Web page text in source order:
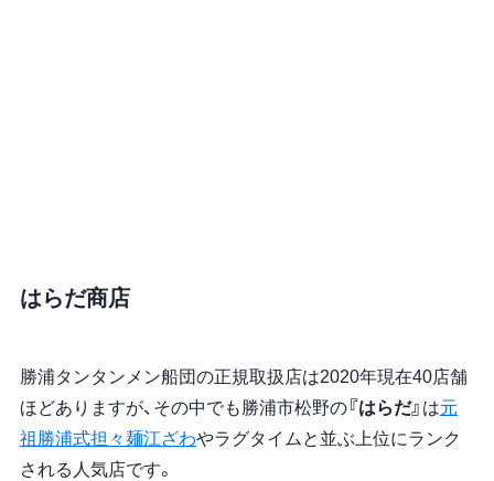
はらだ商店
勝浦タンタンメン船団の正規取扱店は2020年現在40店舗
ほどありますが、その中でも勝浦市松野の『はらだ』 は元
祖勝浦式担々麺江ざわやラグタイムと並ぶ上位にランク
される人気店です。